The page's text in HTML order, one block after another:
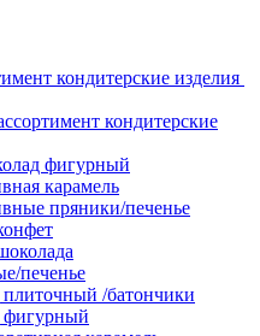
кондитерские изделия
кондитерские
фигурный
карамель
пряники/печенье
печенье
/батончики
фигурный